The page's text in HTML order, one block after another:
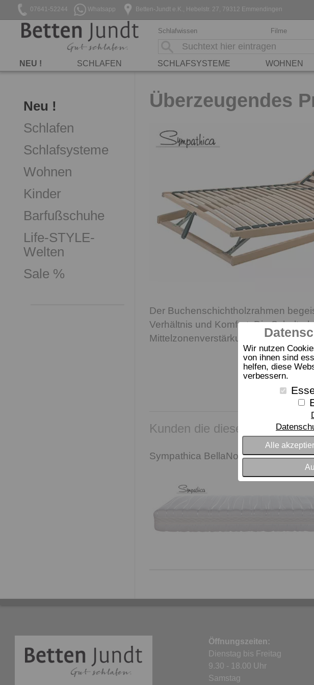
Wir nutzen
von ihnen sind
helfen, diese
verbessern.
Alle
07641-52244 Whatsapp Betten-Jundt e.K., Hebelstr. 27, 79312 Emmendingen
Schlafwissen Filme
NEU ! SCHLAFEN SCHLAFSYSTEME WOHNEN
Neu !
Schlafen
Schlafsysteme
Wohnen
Kinder
Barfußschuhe
Life-STYLE-
Welten
Sale %
Überzeugendes
Der Buchenschichtholzrahmen
Verhältnis und Komfort. Die
Mittelzonenverstärkung sorgen für
Kunden die diesen Artikel
Sympathica BellaNova S
Öffnungszeiten:
Dienstag bis Freitag
9.30 - 18.00 Uhr
Samstag